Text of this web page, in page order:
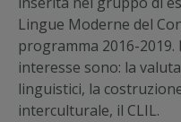
Lingue Moderne del
programma 2016-
interesse sono: la
linguistici, la
interculturale, il CLIL.